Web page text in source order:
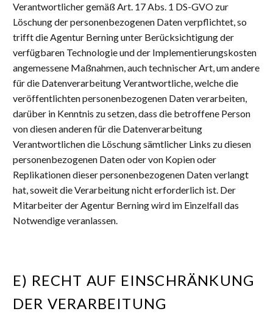
Verantwortlicher gemäß Art. 17 Abs. 1 DS-GVO zur
Löschung der personenbezogenen Daten verpflichtet, so
trifft die Agentur Berning unter Berücksichtigung der
verfügbaren Technologie und der Implementierungskosten
angemessene Maßnahmen, auch technischer Art, um andere
für die Datenverarbeitung Verantwortliche, welche die
veröffentlichten personenbezogenen Daten verarbeiten,
darüber in Kenntnis zu setzen, dass die betroffene Person
von diesen anderen für die Datenverarbeitung
Verantwortlichen die Löschung sämtlicher Links zu diesen
personenbezogenen Daten oder von Kopien oder
Replikationen dieser personenbezogenen Daten verlangt
hat, soweit die Verarbeitung nicht erforderlich ist. Der
Mitarbeiter der Agentur Berning wird im Einzelfall das
Notwendige veranlassen.
E) RECHT AUF EINSCHRÄNKUNG
DER VERARBEITUNG